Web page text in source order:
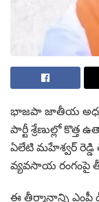
భాజపా జాతీయ
పార్టీ శ్రేణుల్లో
ఏలేటి మహేశ్వర్
వ్యవసాయ రంగంపై
ఈ తీర్మానాన్ని ఎంపీ